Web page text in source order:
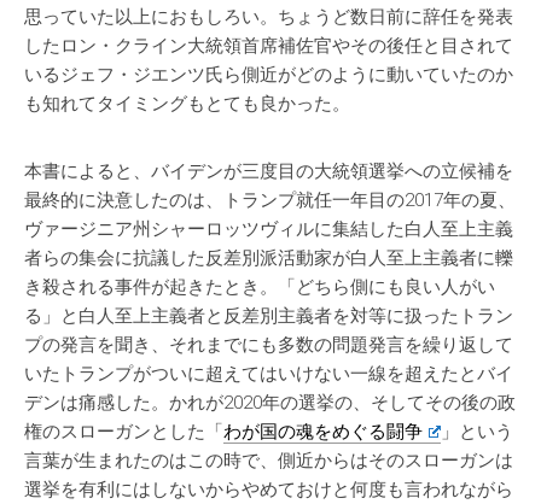
思っていた以上におもしろい。ちょうど数日前に辞任を発表
したロン・クライン大統領首席補佐官やその後任と目されて
いるジェフ・ジエンツ氏ら側近がどのように動いていたのか
も知れてタイミングもとても良かった。
本書によると、バイデンが三度目の大統領選挙への立候補を
最終的に決意したのは、トランプ就任一年目の2017年の夏、
ヴァージニア州シャーロッツヴィルに集結した白人至上主義
者らの集会に抗議した反差別派活動家が白人至上主義者に轢
き殺される事件が起きたとき。「どちら側にも良い人がい
る」と白人至上主義者と反差別主義者を対等に扱ったトラン
プの発言を聞き、それまでにも多数の問題発言を繰り返して
いたトランプがついに超えてはいけない一線を超えたとバイ
デンは痛感した。かれが2020年の選挙の、そしてその後の政
権のスローガンとした「わが国の魂をめぐる闘争
」という
言葉が生まれたのはこの時で、側近からはそのスローガンは
選挙を有利にはしないからやめておけと何度も言われながら